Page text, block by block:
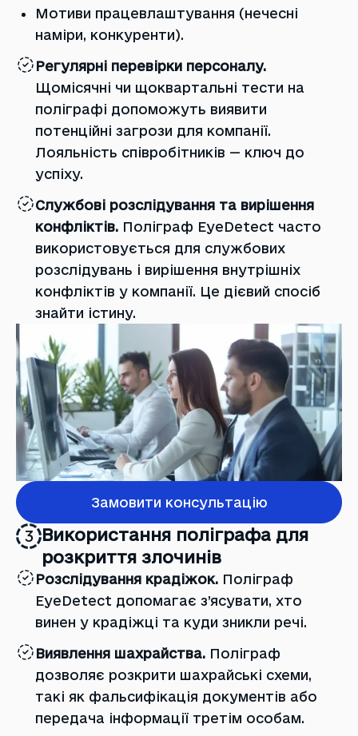
Мотиви працевлаштування (нечесні
наміри, конкуренти).
Регулярні перевірки персоналу.
Щомісячні чи щоквартальні тести на
поліграфі допоможуть виявити
потенційні загрози для компанії.
Лояльність співробітників — ключ до
успіху.
Службові розслідування та вирішення
конфліктів. Поліграф EyeDetect часто
використовується для службових
розслідувань і вирішення внутрішніх
конфліктів у компанії. Це дієвий спосіб
знайти істину.
Замовити консультацію
3 Використання поліграфа для
розкриття злочинів
Розслідування крадіжок. Поліграф
EyeDetect допомагає з’ясувати, хто
винен у крадіжці та куди зникли речі.
Виявлення шахрайства. Поліграф
дозволяє розкрити шахрайські схеми,
такі як фальсифікація документів або
передача інформації третім особам.